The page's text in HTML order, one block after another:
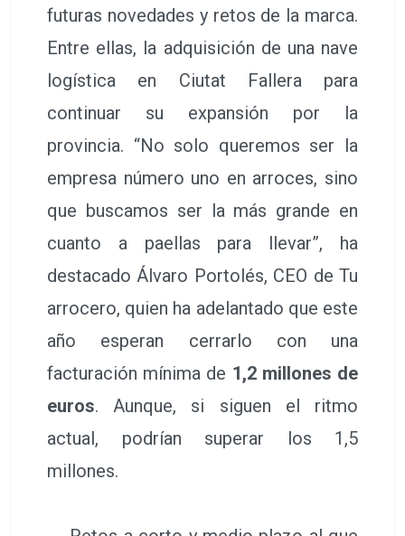
futuras novedades y retos de la marca.
Entre ellas, la adquisición de una nave
logística en Ciutat Fallera para
continuar su expansión por la
provincia. “No solo queremos ser la
empresa número uno en arroces, sino
que buscamos ser la más grande en
cuanto a paellas para llevar”, ha
destacado Álvaro Portolés, CEO de Tu
arrocero, quien ha adelantado que este
año esperan cerrarlo con una
facturación mínima de 1,2 millones de
euros. Aunque, si siguen el ritmo
actual, podrían superar los 1,5
millones.